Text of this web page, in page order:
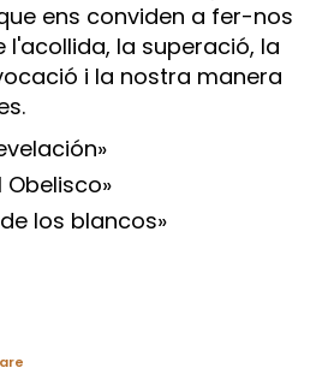
ens conviden a fer-nos
l'acollida, la superació, la
i la nostra manera
Obelisco»
los blancos»